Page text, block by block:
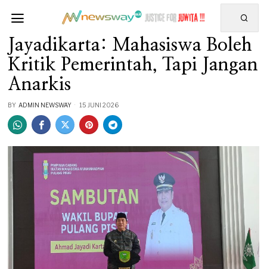
Jayadikarta: Mahasiswa Boleh
Kritik Pemerintah, Tapi Jangan
Anarkis
BY ADMIN NEWSWAY 15 JUNI 2026